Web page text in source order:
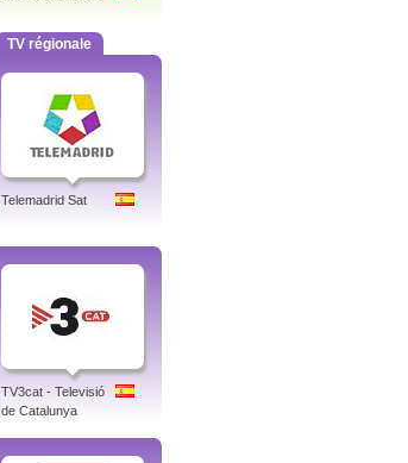
TV régionale
Telemadrid Sat
TV3cat - Televisió
de Catalunya